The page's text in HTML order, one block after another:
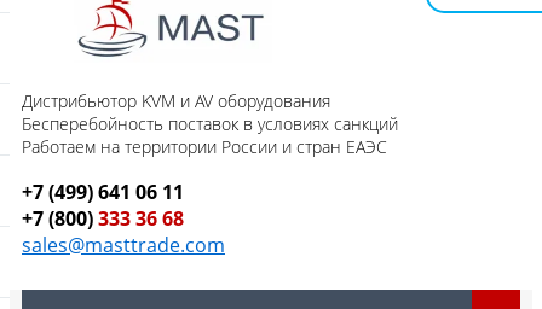
Дистрибьютор KVM и AV оборудования
Бесперебойность поставок в условиях санкций
Работаем на территории России и стран ЕАЭС
+7 (499) 641 06 11
+7 (800)333 36 68
sales@masttrade.com